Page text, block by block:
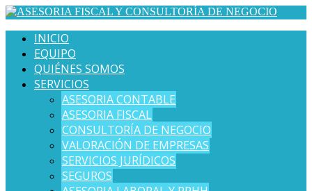
INICIO
EQUIPO
QUIÉNES SOMOS
SERVICIOS
ASESORIA CONTABLE
ASESORIA FISCAL
CONSULTORÍA DE NEGOCIO
VALORACIÓN DE EMPRESAS
SERVICIOS JURÍDICOS
SEGUROS